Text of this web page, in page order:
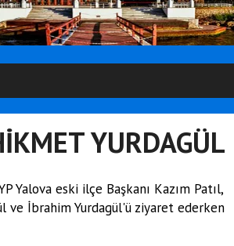
YURDAGÜL
Yalova eski ilçe Başkanı Kazım Patıl,
ve İbrahim Yurdagül'ü ziyaret ederken